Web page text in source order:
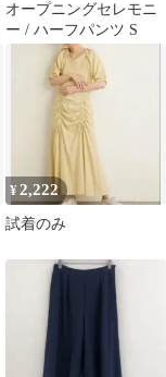
オープニングセレモニ
ー / ハーフパンツ S
¥2,222
試着のみ